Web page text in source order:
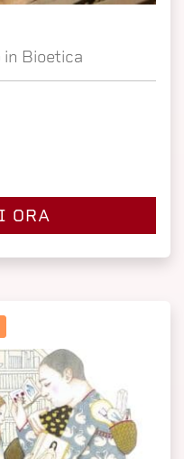
in Bioetica
ORA